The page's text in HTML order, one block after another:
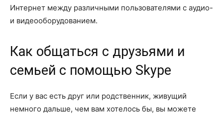
Интернет между различными пользователями с аудио-
и видеооборудованием.
Как общаться с друзьями и
семьей с помощью Skype
Если у вас есть друг или родственник, живущий
немного дальше, чем вам хотелось бы, вы можете